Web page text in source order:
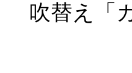
吹替え「